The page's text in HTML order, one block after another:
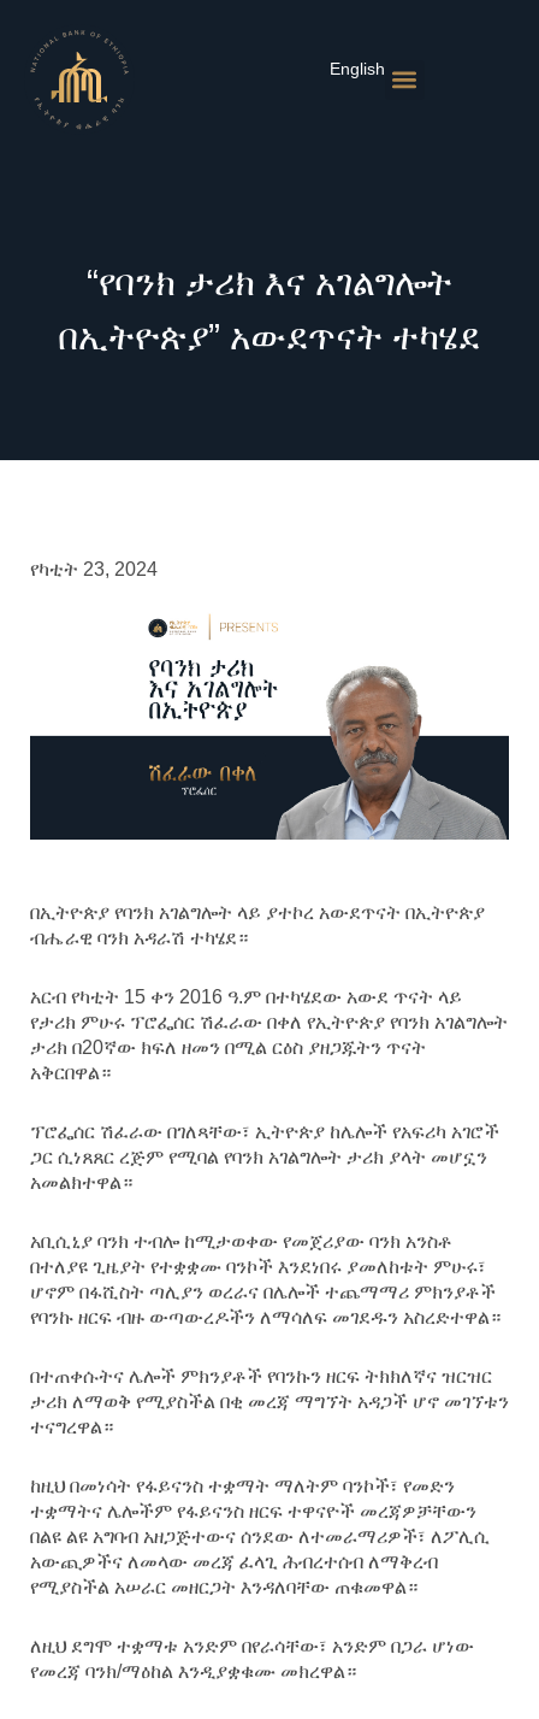
content
English
“የባንክ ታሪክ እና አገልግሎት
በኢትዮጵያ” አውደጥናት ተካሄደ
የካቲት 23, 2024
በኢትዮጵያ የባንክ አገልግሎት ላይ ያተኮረ አውደጥናት በኢትዮጵያ
ብሔራዊ ባንክ አዳራሽ ተካሄደ።
አርብ የካቲት 15 ቀን 2016 ዓ.ም በተካሄደው አውደ ጥናት ላይ
የታሪክ ምሁሩ ፕሮፌሰር ሽፈራው በቀለ የኢትዮጵያ የባንክ አገልግሎት
ታሪክ በ20ኛው ክፍለ ዘመን በሚል ርዕስ ያዘጋጁትን ጥናት
አቅርበዋል።
ፕሮፌሰር ሽፈራው በገለጻቸው፣ ኢትዮጵያ ከሌሎች የአፍሪካ አገሮች
ጋር ሲነጸጸር ረጅም የሚባል የባንክ አገልግሎት ታሪክ ያላት መሆኗን
አመልክተዋል።
አቢሲኒያ ባንክ ተብሎ ከሚታወቀው የመጀሪያው ባንክ አንስቶ
በተለያዩ ጊዜያት የተቋቋሙ ባንኮች እንደነበሩ ያመለከቱት ምሁሩ፣
ሆኖም በፋሺስት ጣሊያን ወረራና በሌሎች ተጨማማሪ ምክንያቶች
የባንኩ ዘርፍ ብዙ ውጣውረዶችን ለማሳለፍ መገደዱን አስረድተዋል።
በተጠቀሱትና ሌሎች ምክንያቶች የባንኩን ዘርፍ ትክክለኛና ዝርዝር
ታሪክ ለማወቅ የሚያስችል በቂ መረጃ ማግኘት አዳጋች ሆኖ መገኘቱን
ተናግረዋል።
ከዚህ በመነሳት የፋይናንስ ተቋማት ማለትም ባንኮች፣ የመድን
ተቋማትና ሌሎችም የፋይናንስ ዘርፍ ተዋናዮች መረጃዎቻቸውን
በልዩ ልዩ አግባብ አዘጋጅተውና ሰንደው ለተመራማሪዎች፣ ለፖሊሲ
አውጪዎችና ለመላው መረጃ ፈላጊ ሕብረተሰብ ለማቅረብ
የሚያስችል አሠራር መዘርጋት እንዳለባቸው ጠቁመዋል።
ለዚህ ደግሞ ተቋማቱ አንድም በየራሳቸው፣ አንድም በጋራ ሆነው
የመረጃ ባንክ/ማዕከል እንዲያቋቁሙ መክረዋል።